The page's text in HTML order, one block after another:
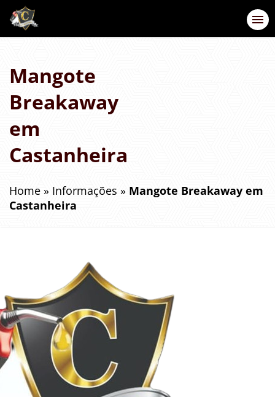
Mangote
Breakaway
em
Castanheira
Home » Informações » Mangote Breakaway em
Castanheira